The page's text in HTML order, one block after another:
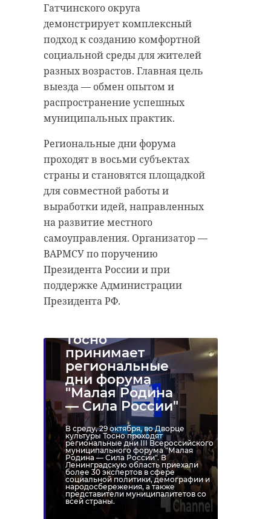
Гатчинского округа
демонстрирует комплексный
подход к созданию комфортной
социальной среды для жителей
разных возрастов. Главная цель
выезда — обмен опытом и
распространение успешных
муниципальных практик.
Региональные дни форума
проходят в восьми субъектах
страны и становятся площадкой
для совместной работы и
выработки идей, направленных
на развитие местного
самоуправления. Организатор —
ВАРМСУ по поручению
Президента России и при
поддержке Администрации
Президента РФ.
Тосно
принимает
региональные
дни форума
"Малая Родина
— Сила России"
В среду, 29 октября, во Дворце
культуры Тосно проходят
региональные дни III Всероссийского
муниципального форума "Малая
Родина — Сила России". В
Ленинградскую область приехали
более 30 экспертов в сфере
социальной политики, демографии и
народосбережения, а также
представители муниципалитетов со
всей страны.